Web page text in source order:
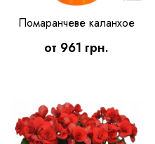
Помаранчеве каланхое
от 961 грн.